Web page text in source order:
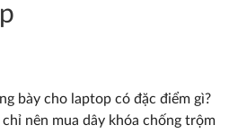
bày cho laptop có đặc điểm gì?
nên mua dây khóa chống trộm